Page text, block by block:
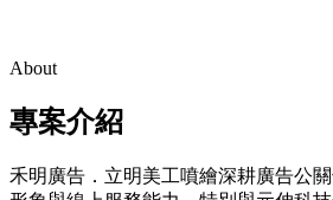
About
專案介紹
禾明廣告．立明美工噴繪深耕廣告公